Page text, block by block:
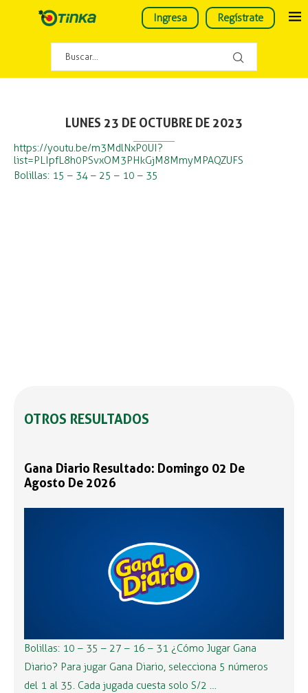
Ingresa Regístrate
LUNES 23 DE OCTUBRE DE 2023
https://youtu.be/m3MdlNxP0UI?
list=PLIpfL8h0PSvxOM3PHkGjM8MmyMPAQZUFS
Bolillas: 15 – 34 – 25 – 10 – 35
OTROS RESULTADOS
Gana Diario Resultado: Domingo 02 De
Agosto De 2026
Bolillas: 10 – 35 – 27 – 16 – 31 ¿Cómo Jugar Gana
Diario? Para jugar Gana Diario, selecciona 5 números
del 1 al 35. Cada jugada cuesta solo S/2 …